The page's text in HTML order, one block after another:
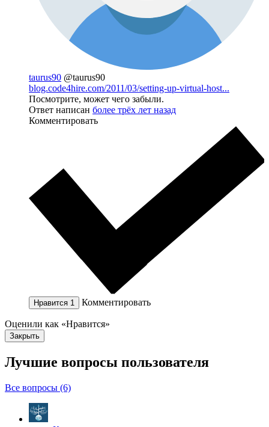
taurus90 @taurus90
blog.code4hire.com/2011/03/setting-up-virtual-host...
Посмотрите, может чего забыли.
Ответ написан более трёх лет назад
Комментировать
Нравится 1 Комментировать
Оценили как «Нравится»
Закрыть
Лучшие вопросы пользователя
Все вопросы (6)